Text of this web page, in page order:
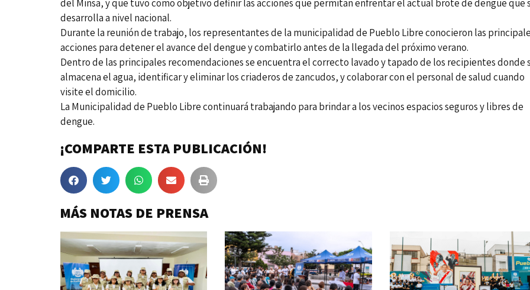
del Minsa, y que tuvo como objetivo definir las acciones que permitan enfrentar el actual brote de dengue que
desarrolla a nivel nacional.
Durante la reunión de trabajo, los representantes de la municipalidad de Pueblo Libre conocieron las
acciones para detener el avance del dengue y combatirlo antes de la llegada del próximo verano.
Dentro de las principales recomendaciones se encuentra el correcto lavado y tapado de los recipientes donde
almacena el agua, identificar y eliminar los criaderos de zancudos, y colaborar con el personal de salud cuando
visite el domicilio.
La Municipalidad de Pueblo Libre continuará trabajando para brindar a los vecinos espacios seguros y libres de
dengue.
¡COMPARTE ESTA PUBLICACIÓN!
MÁS NOTAS DE PRENSA